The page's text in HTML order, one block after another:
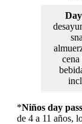
*Niños day
de 4 a 11 años,